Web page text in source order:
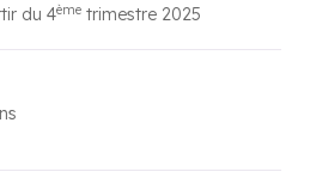
du 4ème trimestre 2025